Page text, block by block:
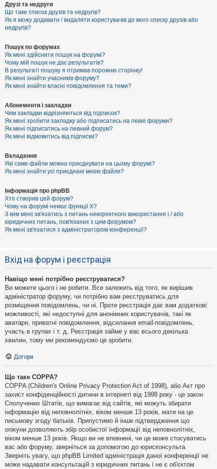
Друзі та недруги
Що таке список друзів та недругів?
Як я можу додавати / видаляти користувачів до мого списку друзів або
недругів?
Пошук по форумах
Як мені здійснити пошук на форумі?
Чому мій пошук не дає результатів?
В результаті пошуку я отримав порожню сторінку!
Як мені знайти учасників форуму?
Як мені знайти власні повідомлення та теми?
Абонементи і закладки
Чим закладки відрізняються від підписок?
Як мені зробити закладку або підписатись на певні форуми?
Як мені підписатись на певний форум?
Як мені відмовитись від підписки?
Вкладення
Які саме файли можна приєднувати на цьому форумі?
Як мені знайти усі приєднані мною файли?
Інформація про phpBB
Хто створив цей форум?
Чому на форумі немає функції X?
З ким мені зв'язатись з питань некоректного використання і / або
юридичних питань, пов'язаних з цим форумом?
Як мені зв'язатися з адміністратором конференції?
Вхід на форум і реєстрація
Навіщо мені потрібно реєструватися?
Ви можете цього і не робити. Все залежить від того, як вирішив
адміністратор форуму, чи потрібно вам реєструватись для
розміщення повідомлень, чи ні. Проте реєстрація дає вам додаткові
можливості, які недоступні для анонімних користувачів, такі як
аватари, приватні повідомлення, відсилання email-повідомлень,
участь в групах і т. д. Реєстрація займе у вас всього декілька
хвилин, тому ми рекомендуємо це зробити.
Догори
Що таке COPPA?
COPPA (Children's Online Privacy Protection Act of 1998), або Акт про
захист конфіденційності дитини в інтернеті від 1998 року - це закон
Сполучених Штатів, що вимагає від сайтів, які можуть збирати
інформацію від неповнолітніх, віком менше 13 років, мати на це
письмову згоду батьків. Припустимо й інше підтвердження що
опікуни дозволяють збір особистої інформації від неповнолітніх,
віком менше 13 років. Якщо ви не впевнені, чи це може стосуватись
вас або форуму, зверніться за допомогою до юрисконсульта.
Зверніть увагу, що phpBB Limited адміністрація даної конференції не
може надавати консультацій з юридичних питань і не є об'єктом